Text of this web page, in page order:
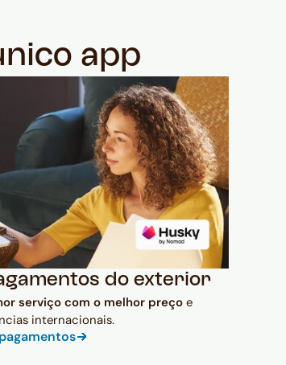
app
do exterior
serviço com o melhor preço e
internacionais.